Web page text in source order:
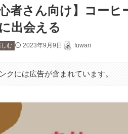
心者さん向け】コー
出会える
しむ 2023年9月9日 fuwari
クには広告が含まれています。